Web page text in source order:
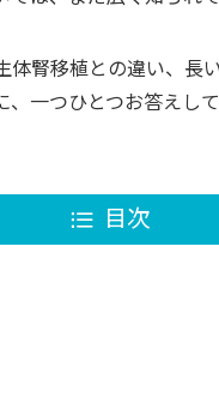
腎移植との違い、
一つひとつお答えして
目次